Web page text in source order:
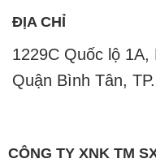
ĐỊA CHỈ
1229C Quốc lộ
Quận Bình Tân,
CÔNG TY XNK TM